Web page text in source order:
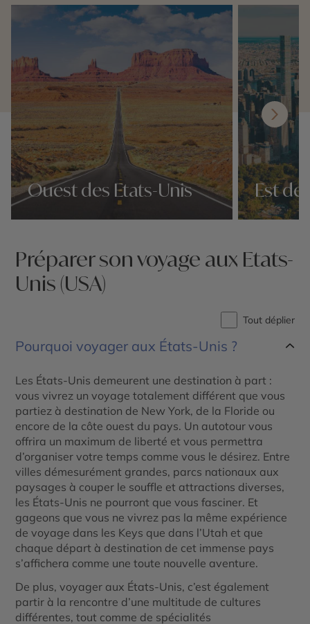
Ouest des Etats-Unis Est
Préparer son voyage aux Etats-
Unis (USA)
Tout déplier
Pourquoi voyager aux États-Unis ?
Les États-Unis demeurent une destination à part :
vous vivrez un voyage totalement différent que vous
partiez à destination de New York, de la Floride ou
encore de la côte ouest du pays. Un autotour vous
offrira un maximum de liberté et vous permettra
d’organiser votre temps comme vous le désirez. Entre
villes démesurément grandes, parcs nationaux aux
paysages à couper le souffle et attractions diverses,
les États-Unis ne pourront que vous fasciner. Et
gageons que vous ne vivrez pas la même expérience
de voyage dans les Keys que dans l’Utah et que
chaque départ à destination de cet immense pays
s’affichera comme une toute nouvelle aventure.
De plus, voyager aux États-Unis, c’est également
partir à la rencontre d’une multitude de cultures
différentes, tout comme de spécialités